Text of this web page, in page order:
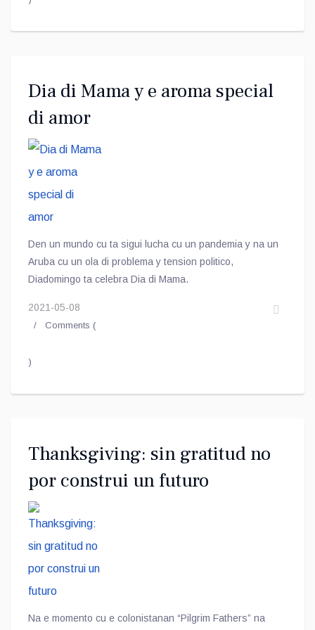
Dia di Mama y e aroma special
di amor
Den un mundo cu ta sigui lucha cu un pandemia y na un
Aruba cu un ola di problema y tension politico,
Diadomingo ta celebra Dia di Mama.
2021-05-08
Comments (
)
Thanksgiving: sin gratitud no
por construi un futuro
Na e momento cu e colonistanan “Pilgrim Fathers” na